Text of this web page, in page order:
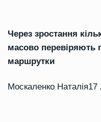
Через зростання
масово перевіряють
маршрутки
Москаленко Наталія17